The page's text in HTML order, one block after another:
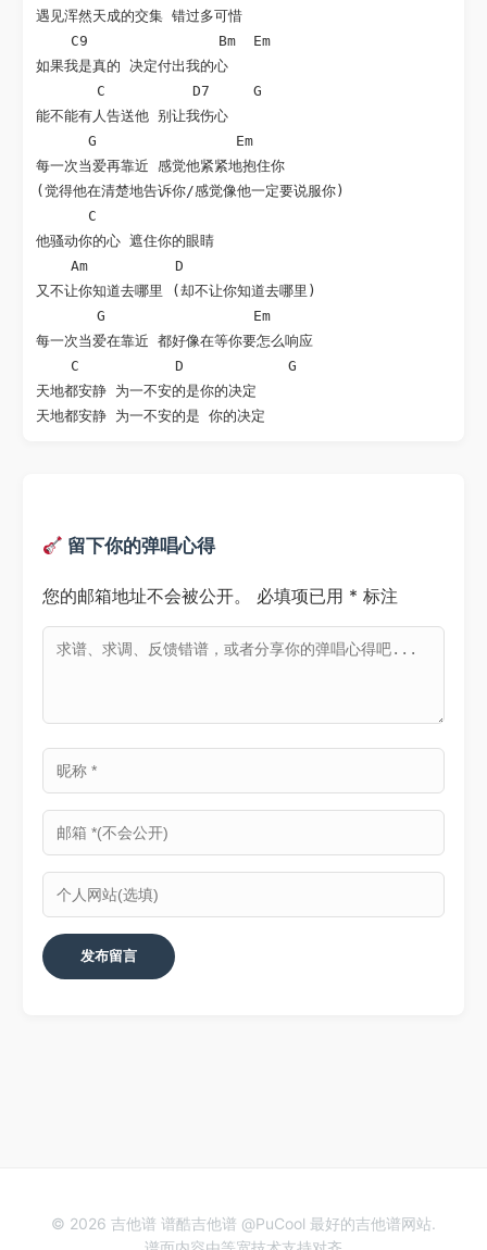
遇见浑然天成的交集 错过多可惜
    C9               Bm  Em
如果我是真的 决定付出我的心
       C          D7     G
能不能有人告送他 别让我伤心
      G                Em
每一次当爱再靠近 感觉他紧紧地抱住你
(觉得他在清楚地告诉你/感觉像他一定要说服你)
      C
他骚动你的心 遮住你的眼睛
    Am          D
又不让你知道去哪里 (却不让你知道去哪里)
       G                 Em
每一次当爱在靠近 都好像在等你要怎么响应
    C           D            G
天地都安静 为一不安的是你的决定
天地都安静 为一不安的是 你的决定
留下你的弹唱心得
您的邮箱地址不会被公开。 必填项已用 * 标注
© 2026 吉他谱 谱酷吉他谱 @PuCool 最好的吉他谱网站.